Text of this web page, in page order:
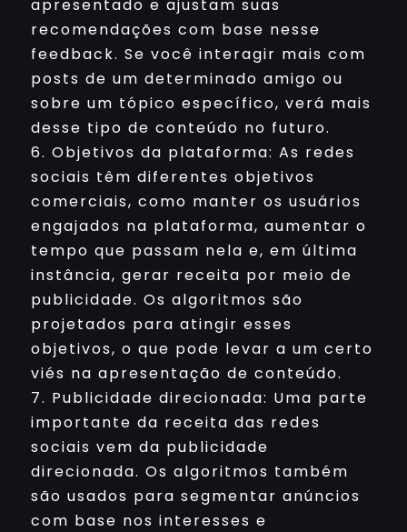
apresentado e ajustam suas
recomendações com base nesse
feedback. Se você interagir mais com
posts de um determinado amigo ou
sobre um tópico específico, verá mais
desse tipo de conteúdo no futuro.
6. Objetivos da plataforma: As redes
sociais têm diferentes objetivos
comerciais, como manter os usuários
engajados na plataforma, aumentar o
tempo que passam nela e, em última
instância, gerar receita por meio de
publicidade. Os algoritmos são
projetados para atingir esses
objetivos, o que pode levar a um certo
viés na apresentação de conteúdo.
7. Publicidade direcionada: Uma parte
importante da receita das redes
sociais vem da publicidade
direcionada. Os algoritmos também
são usados para segmentar anúncios
com base nos interesses e